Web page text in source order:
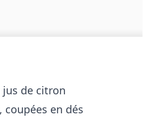
jus de citron
en dés